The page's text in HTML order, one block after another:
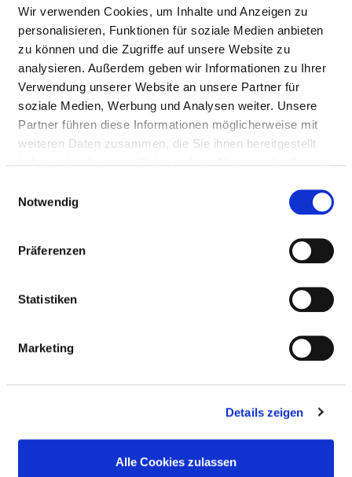
Wir verwenden Cookies, um Inhalte und Anzeigen zu
personalisieren, Funktionen für soziale Medien anbieten
zu können und die Zugriffe auf unsere Website zu
analysieren. Außerdem geben wir Informationen zu Ihrer
Verwendung unserer Website an unsere Partner für
soziale Medien, Werbung und Analysen weiter. Unsere
Partner führen diese Informationen möglicherweise mit
weiteren Daten zusammen, die Sie ihnen bereitgestellt
Notwendig
Präferenzen
Statistiken
Marketing
Details zeigen
Alle Cookies zulassen
Pflegesensitiver Bereich
Innere Medizin,
Kardiologie
Station
Schicht
Tagschicht
Monatsbezogener
100,00 %
Ausnahmetatbestände 0
BEZEICHNUNG
WERT
Innere Medizin,
Kardiologie
B0
Nachtschicht